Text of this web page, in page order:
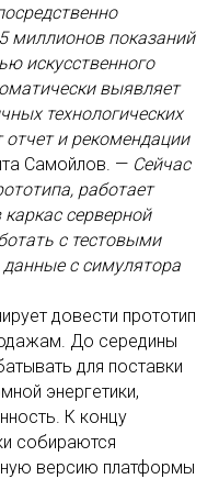
миллионов показаний
искусственного
выявляет
технологических
и рекомендации
Самойлов. — Сейчас
работает
серверной
с тестовыми
с симулятора
довести прототип
До середины
для поставки
энергетики,
К концу
собираются
версию платформы